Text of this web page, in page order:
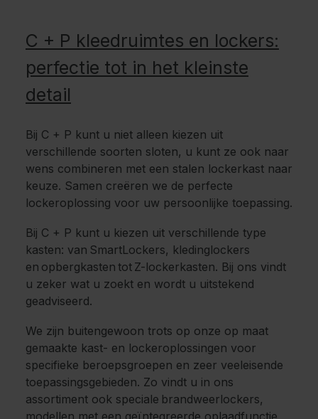
C + P kleedruimtes en lockers:
perfectie tot in het kleinste
detail
Bij C + P kunt u niet alleen kiezen uit
verschillende soorten sloten, u kunt ze ook naar
wens combineren met een stalen lockerkast naar
keuze. Samen creëren we de perfecte
lockeroplossing voor uw persoonlijke toepassing.
Bij C + P kunt u kiezen uit verschillende type
kasten: van SmartLockers, kledinglockers
en opbergkasten tot Z-lockerkasten. Bij ons vindt
u zeker wat u zoekt en wordt u uitstekend
geadviseerd.
We zijn buitengewoon trots op onze op maat
gemaakte kast- en lockeroplossingen voor
specifieke beroepsgroepen en zeer veeleisende
toepassingsgebieden. Zo vindt u in ons
assortiment ook speciale brandweerlockers,